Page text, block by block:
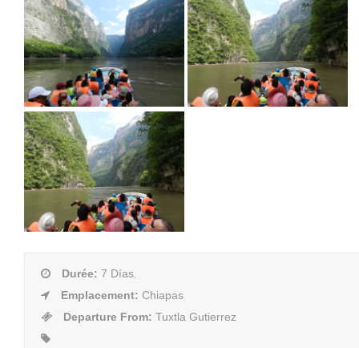
Durée: 7 Días.
Emplacement: Chiapas
Departure From: Tuxtla Gutierrez